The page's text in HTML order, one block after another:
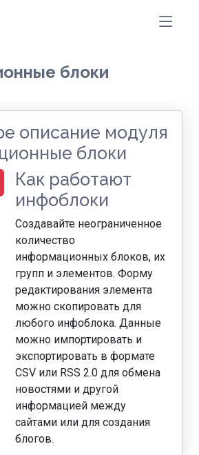
блоки
описание модуля
блоки
Как работают
инфоблоки
Создавайте неограниченное
количество
информационных блоков, их
групп и элементов. Форму
редактирования элемента
можно скопировать для
любого инфоблока. Данные
можно импортировать и
экспортировать в формате
CSV или RSS 2.0 для обмена
новостями и другой
информацией между
сайтами или для создания
блогов.